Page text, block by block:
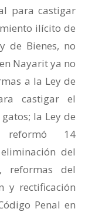
para castigar
ilícito de
de Bienes, no
Nayarit ya no
a la Ley de
castigar el
la Ley de
reformó 14
del
reformas del
y rectificación
Penal en